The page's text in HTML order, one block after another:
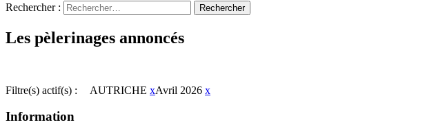
Rechercher :
Les pèlerinages annoncés
Filtre(s) actif(s) : AUTRICHE xAvril 2026 x
Information